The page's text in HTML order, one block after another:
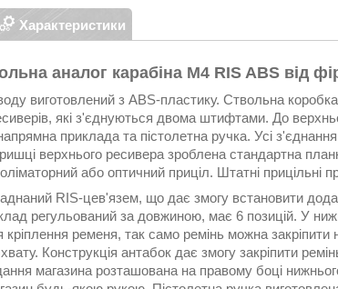
Характеристики
аналог карабіна M4 RIS ABS від
виготовлений з ABS-пластику. Ствольна
які з'єднуються двома штифтами. До
приклада та пістолетна ручка. Усі
верхнього ресивера зроблена стандартна
або оптичний приціл. Штатні прицільні
RIS-цев'язем, що дає змогу встановити
регульований за довжиною, має 6 позицій. У
кріплення ременя, так само ремінь можна
Конструкція антабок дає змогу закріпити
магазина розташована на правому боці